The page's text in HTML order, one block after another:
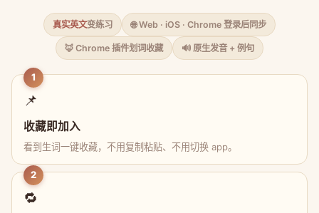
真实英文变练习 🌐 Web · iOS · Chrome 登录后同步
🦊 Chrome 插件划词收藏 🔊 原生发音 + 例句
1
📌
收藏即加入
看到生词一键收藏，不用复制粘贴、不用切换 app。
2
🔁